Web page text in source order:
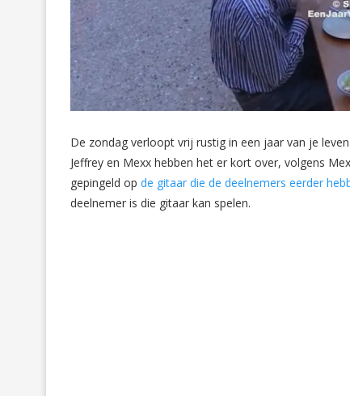
De zondag verloopt vrij rustig in een jaar van je
Jeffrey en Mexx hebben het er kort over, volgens
gepingeld op de gitaar die de deelnemers eerder
deelnemer is die gitaar kan spelen.